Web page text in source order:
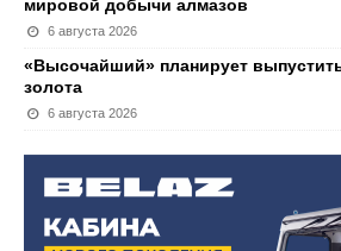
мировой добычи алмазов
6 августа 2026
«Высочайший» планирует
золота
6 августа 2026